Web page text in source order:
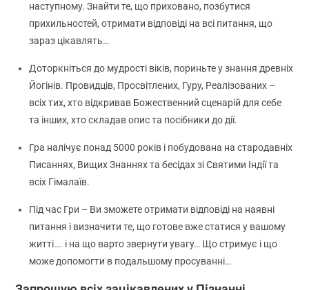
наступному. Знайти те, що приховано, позбутися
прихильностей, отримати відповіді на всі питання, що
зараз цікавлять…
Доторкніться до мудрості віків, пориньте у знання древніх
Йогінів. Провидців, Просвітлених, Гуру, Реалізованих –
всіх тих, хто відкривав Божественний сценарій для себе
та інших, хто складав опис та посібники до дії.
Гра налічує понад 5000 років і побудована на стародавніх
Писаннях, Вищих Знаннях та бесідах зі Святими Індії та
всіх Гімалаїв.
Під час Гри – Ви зможете отримати відповіді на наявні
питання і визначити те, що готове вже статися у вашому
житті…. і на що варто звернути увагу… Що стримує і що
може допомогти в подальшому просуванні…